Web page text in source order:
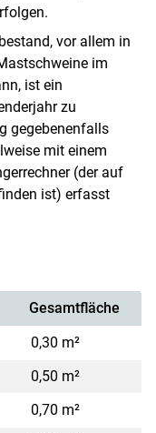
vor allem in
im
ist ein
zu
gegebenenfalls
mit einem
(der auf
ist) erfasst
Gesamtfläche
0,30 m²
0,50 m²
0,70 m²